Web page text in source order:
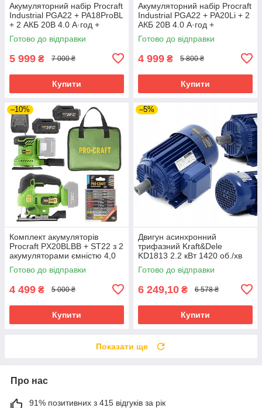
Акумуляторний набір Procraft
Industrial PGA22 + PA18ProBL
+ 2 АКБ 20В 4.0 А·год +
Зарядний пристрій
Charger20/1 Eco + Сумка
Готово до відправки
5 999 ₴ 7 000 ₴
Купити
Акумуляторний набір Procraft
Industrial PGA22 + PA20Li + 2
АКБ 20В 4.0 А·год +
Зарядний пристрій
Charger20/1 Eco + Сумка
Готово до відправки
4 999 ₴ 5 800 ₴
Купити
–10%
Комплект акумуляторів
Procraft PX20BLBB + ST22 з 2
акумуляторами ємністю 4,0
Аг, зарядним пристроєм та
аксесуарами
Готово до відправки
4 499 ₴ 5 000 ₴
Купити
–5%
Двигун асинхронний
трифазний Kraft&Dele
KD1813 2.2 кВт 1420 об./хв
Готово до відправки
6 249,10 ₴ 6 578 ₴
Купити
Показати ще
Про нас
91% позитивних з 415 відгуків за рік